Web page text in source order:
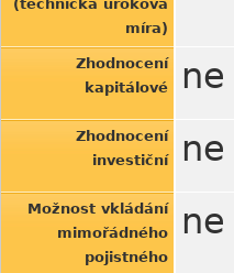
(technická úroková
míra)
Zhodnocení
kapitálové
ne
Zhodnocení
investiční
ne
Možnost vkládání
mimořádného
pojistného
ne